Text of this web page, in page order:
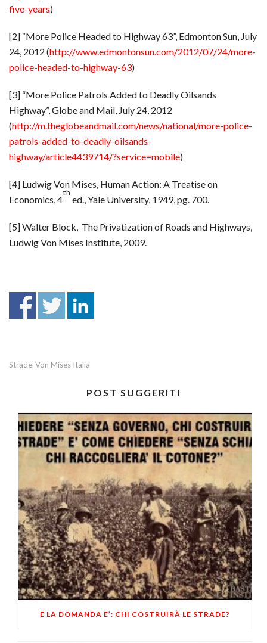
five-years)
[2] “More Police Headed to Highway 63”, Edmonton Sun, July
24, 2012 (http://www.edmontonsun.com/2012/07/24/more-
police-headed-to-highway-63)
[3] “More Police Patrols Added to Deadly Oilsands
Highway”, Globe and Mail, July 24, 2012
(http://m.theglobeandmail.com/news/national/more-police-
patrols-added-to-deadly-oilsands-
highway/article4439714/?service=mobile)
[4] Ludwig Von Mises, Human Action: A Treatise on
Economics, 4
th
ed., Yale University, 1949, pg. 700.
[5] Walter Block, The Privatization of Roads and Highways,
Ludwig Von Mises Institute, 2009.
Strade Von Mises Italia
POST SUGGERITI
E LA DOMANDA E’: CHI COSTRUIRÀ LE STRADE?